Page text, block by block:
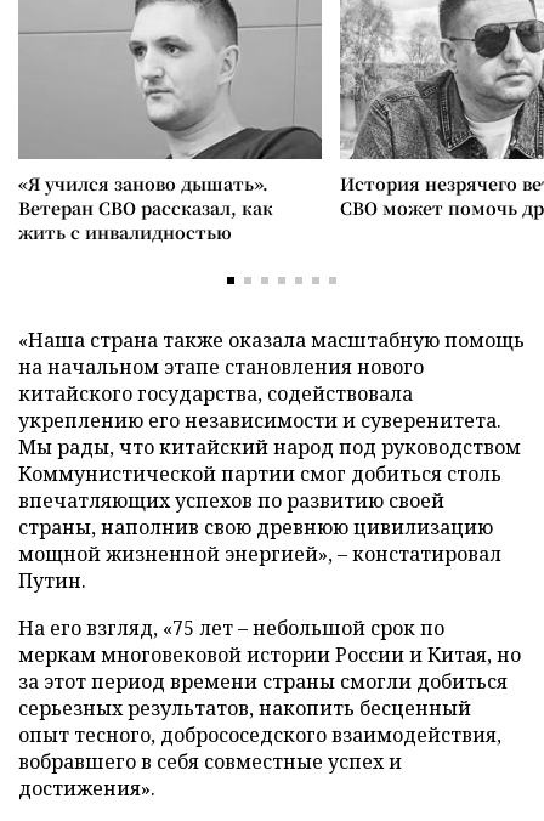
«Я учился заново дышать».
Ветеран СВО рассказал, как
жить с инвалидностью
История незрячего
СВО может помочь
«Наша страна также оказала масштабную помощь
на начальном этапе становления нового
китайского государства, содействовала
укреплению его независимости и суверенитета.
Мы рады, что китайский народ под руководством
Коммунистической партии смог добиться столь
впечатляющих успехов по развитию своей
страны, наполнив свою древнюю цивилизацию
мощной жизненной энергией», – констатировал
Путин.
На его взгляд, «75 лет – небольшой срок по
меркам многовековой истории России и Китая, но
за этот период времени страны смогли добиться
серьезных результатов, накопить бесценный
опыт тесного, добрососедского взаимодействия,
вобравшего в себя совместные успех и
достижения».